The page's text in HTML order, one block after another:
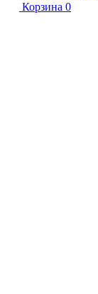
Корзина 0